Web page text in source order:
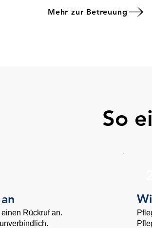
Mehr zur Betreuung
So
Rückruf an.